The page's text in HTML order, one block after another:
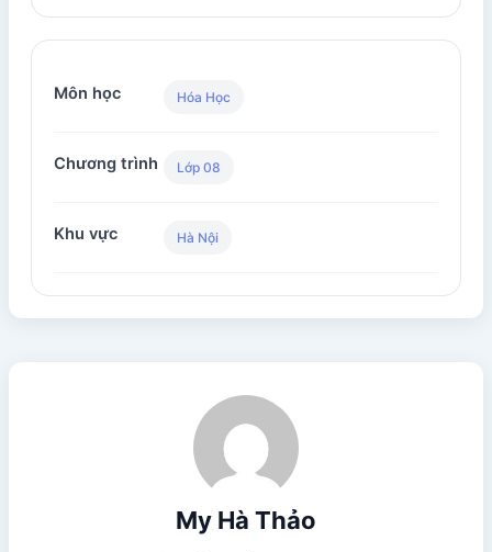
Môn học Hóa Học
Chương trình Lớp 08
Khu vực Hà Nội
My Hà Thảo